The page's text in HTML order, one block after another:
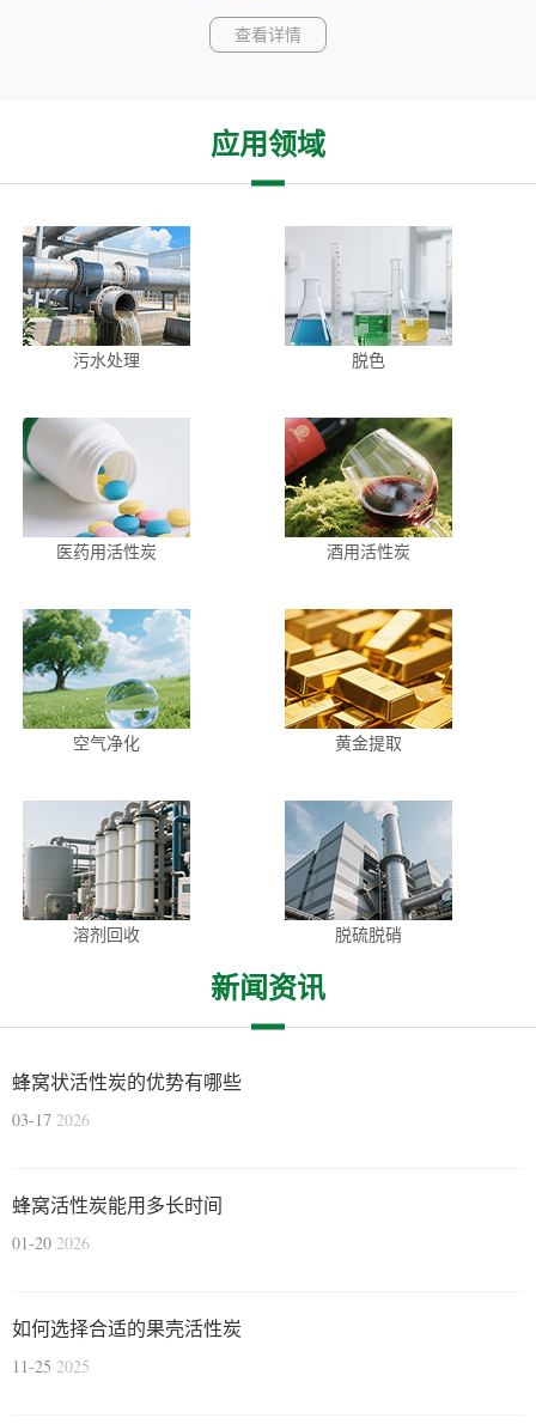
查看详情
应用领域
污水处理 脱色
医药用活性炭 酒用活性炭
空气净化 黄金提取
溶剂回收 脱硫脱硝
新闻资讯
蜂窝状活性炭的优势有哪些
03-17 2026
蜂窝活性炭能用多长时间
01-20 2026
如何选择合适的果壳活性炭
11-25 2025